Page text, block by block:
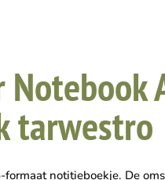
tarwestro
notitieboekje. De